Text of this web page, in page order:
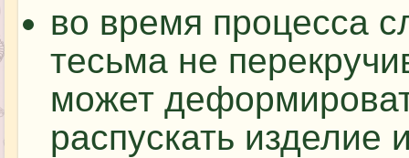
во время процесса
тесьма не
может
распускать изделие